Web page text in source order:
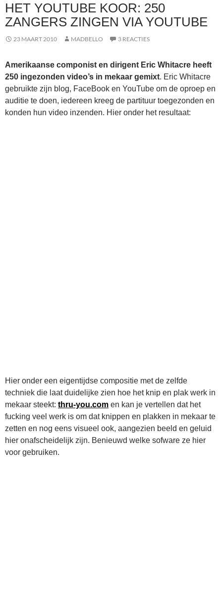
HET YOUTUBE KOOR: 250
ZANGERS ZINGEN VIA YOUTUBE
23 MAART 2010 MADBELLO 3 REACTIES
Amerikaanse componist en dirigent Eric Whitacre heeft
250 ingezonden video’s in mekaar gemixt. Eric Whitacre
gebruikte zijn blog, FaceBook en YouTube om de oproep en
auditie te doen, iedereen kreeg de partituur toegezonden en
konden hun video inzenden. Hier onder het resultaat:
Hier onder een eigentijdse compositie met de zelfde
techniek die laat duidelijke zien hoe het knip en plak werk in
mekaar steekt: thru-you.com en kan je vertellen dat het
fucking veel werk is om dat knippen en plakken in mekaar te
zetten en nog eens visueel ook, aangezien beeld en geluid
hier onafscheidelijk zijn. Benieuwd welke sofware ze hier
voor gebruiken.